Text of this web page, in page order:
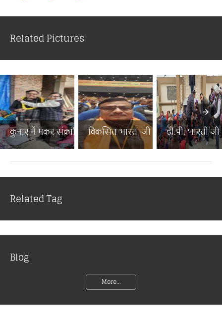
Related Pictures
कुनार में मकर संक्रांति पर...विकसित भारत–जी राम जी जनज...
डी.पी. भारती
Related Tag
Blog
More...